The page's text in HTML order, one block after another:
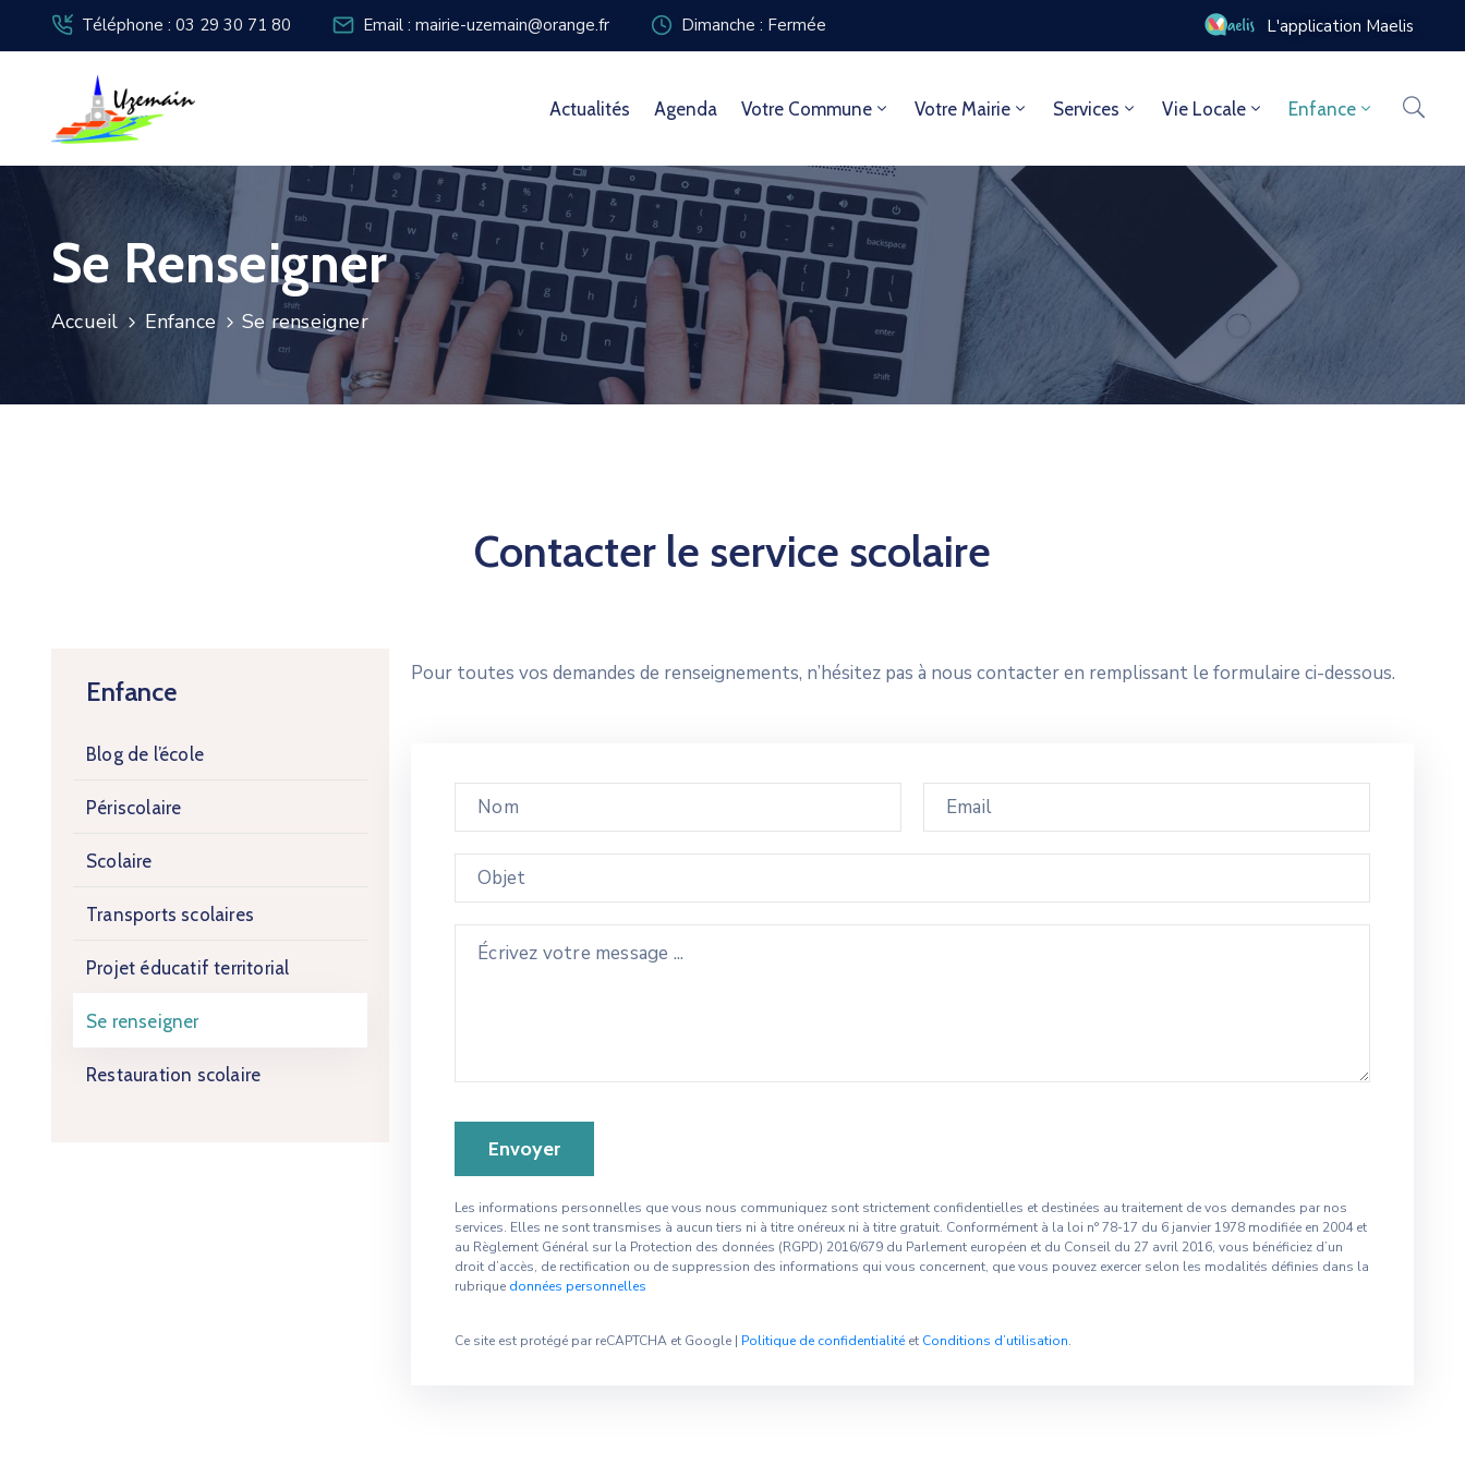
Téléphone : 03 29 30 71 80 Email : mairie-uzemain@orange.fr Dimanche : Fermée L'application Maelis
Actualités Agenda Votre Commune Votre Mairie Services Vie Locale Enfance
Se Renseigner
Accueil Enfance Se renseigner
Contacter le service scolaire
Enfance
Blog de l’école
Périscolaire
Scolaire
Transports scolaires
Projet éducatif territorial
Se renseigner
Restauration scolaire
Pour toutes vos demandes de renseignements, n’hésitez pas à nous contacter en remplissant le formulaire ci-dessous.
Les informations personnelles que vous nous communiquez sont strictement confidentielles et destinées au traitement de vos demandes par nos
services. Elles ne sont transmises à aucun tiers ni à titre onéreux ni à titre gratuit. Conformément à la loi n° 78-17 du 6 janvier 1978 modifiée en 2004 et
au Règlement Général sur la Protection des données (RGPD) 2016/679 du Parlement européen et du Conseil du 27 avril 2016, vous bénéficiez d’un
droit d’accès, de rectification ou de suppression des informations qui vous concernent, que vous pouvez exercer selon les modalités définies dans la
rubrique données personnelles
Ce site est protégé par reCAPTCHA et Google | Politique de confidentialité et Conditions d’utilisation.